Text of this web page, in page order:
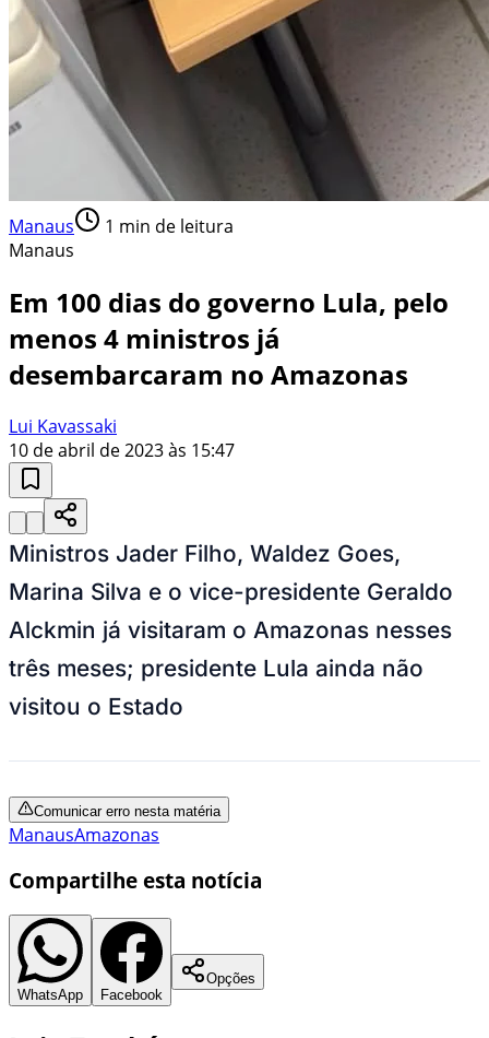
Manaus 1 min de leitura
Manaus
Em 100 dias do governo Lula, pelo
menos 4 ministros já
desembarcaram no Amazonas
Lui Kavassaki
10 de abril de 2023 às 15:47
Ministros Jader Filho, Waldez Goes,
Marina Silva e o vice-presidente Geraldo
Alckmin já visitaram o Amazonas nesses
três meses; presidente Lula ainda não
visitou o Estado
Comunicar erro nesta matéria
ManausAmazonas
Compartilhe esta notícia
WhatsApp Facebook
Opções